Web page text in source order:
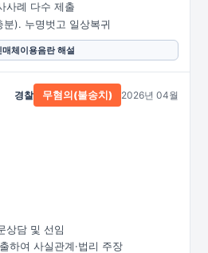
사례 다수 제출
). 누명벗고 일상복귀
매체이용음란 해설
경찰 무혐의(불송치) 2026년 04월
상담 및 선임
하여 사실관계·법리 주장